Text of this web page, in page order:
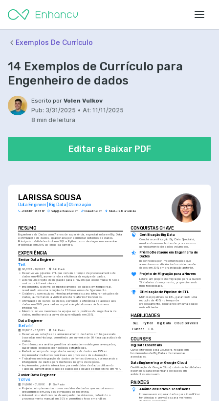
Exemplos De Currículo
14 Exemplos de Currículo para
Engenheiro de dados
Escrito por Volen Vulkov
Pub: 3/31/2025 • At: 11/11/2025
8 min de leitura
Editar e Baixar PDF
LARISSA SOUSA
Data Engineer | Big Data | Otimização
+393 401 234 567 help@enhancv.com linkedin.com São Luís, Maranhão
RESUMO
Engenheira de Dados com 7 anos de experiência, especializada em Big Data
e otimização de dados, apaixonada por aprimorar sistemas de dados.
Principais habilidades incluem SQL e Python, com destaque em aumentar
eficiências em 30% ao longo da carreira.
EXPERIÊNCIA
Senior Data Engineer
Tivit
06/2021 - 10/2023 São Paulo
• Desenvolveu pipeline ETL que reduziu o tempo de processamento de
dados em 40%, aumentando a eficiência da equipe de dados.
• Liderou um projeto de migração para a nuvem que economizou 15% nos
custos de infraestruturas.
• Implementou sistema de monitoramento de dados em tempo real,
resultando em uma redução de 20% nos erros de figuramento.
• Colaborou com equipes interdepartamentais para integrar soluções de
dados, aumentando a visibilidade de relatórios financeiros.
• Otimização de banco de dados, elevando a eficiência do acesso aos
dados em 30% para melhor suporte às plataformas de business
intelligence.
• Mentorei novos membros da equipe sobre práticas de engenharia de
dados, melhorando a curva de aprendizado em 25%.
Data Engineer
Stefanini
02/2018 - 05/2021 São Paulo
• Desenvolveu soluções de armazenamento de dados em larga escala
baseadas em Hadoop, permitindo um aumento de 50% na capacidade de
dados.
• Contribuiu para análise preditiva através de modelagens avançadas,
suportando decisões de negócios estratégicas.
• Reduziu o tempo de resposta de serviços de dados em 15% ao
implementar melhorias contínuas em processos de automação.
• Trabalhou em integração de dados de fontes diversas, aprimorando a
inteligência de dados para melhores insights de negócio.
• Implementou painéis interativos para relatórios de dados utilizando
Tableau, aumentando o uso de dados pela equipe de marketing em 40%.
Junior Data Engineer
TOTVS
01/2016 - 01/2018 São Paulo
• Projetou e implementou novos modelos de dados que suportaram o
crescimento em 20% das atividades de reporting.
• Automatizou relatórios de desempenho de sistemas, reduzindo o
processamento manual em 30% e permitindo foco em análise.
CONQUISTAS CHAVE
Certificação Big Data
Concluí a certificação Big Data Specialist,
resultando em melhorias de processos no
gerenciamento de dados volumosos.
Prêmio Destaque em Engenharia de
Dados
Reconhecida por implementações que
aumentaram a eficiência dos sistemas de
dados em 30% em organização anterior.
Projeto de Migração para a Nuvem
Liderei um projeto de migração para a nuvem
15% abaixo do orçamento, proporcionando
mais flexibilidade.
Otimização de Pipeline de ETL
Melhorei pipelines de ETL, garantindo uma
redução de 40% no tempo de
processamento, resultando em uma equipe
mais eficiente.
HABILIDADES
SQL Python Big Data
Cloud Services
Hadoop
ETL
COURSES
Big Data Essentials
Curso oferecido pela Coursera, focado em
fundamentos de Big Data e ferramentas
associadas.
Data Engineering on Google Cloud
Certificação da Google Cloud, cobrindo habilidades
essenciais para engenharia de dados em
ambientes em nuvem.
PAIXÕES
Análise de Dados e Tendências
Interesse em explorar dados para identificar
tendências e previsões para melhores